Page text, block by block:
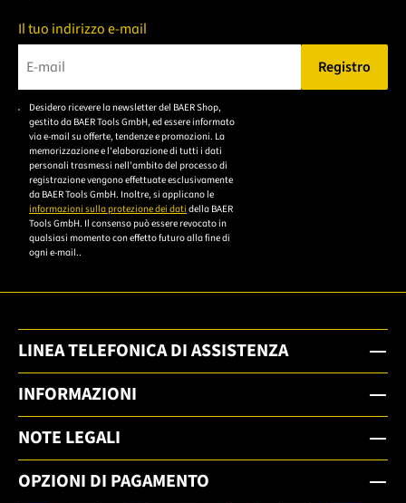
Il tuo indirizzo e-mail
Bitte geben Sie eine gültige E-Mail-Adresse ein.
Registro
Desidero ricevere la newsletter del BAER Shop,
gestito da BAER Tools GmbH, ed essere informato
via e-mail su offerte, tendenze e promozioni. La
memorizzazione e l'elaborazione di tutti i dati
personali trasmessi nell'ambito del processo di
registrazione vengono effettuate esclusivamente
da BAER Tools GmbH. Inoltre, si applicano le
informazioni sulla protezione dei dati della BAER
Tools GmbH. Il consenso può essere revocato in
qualsiasi momento con effetto futuro alla fine di
ogni e-mail..
LINEA TELEFONICA DI ASSISTENZA
INFORMAZIONI
NOTE LEGALI
OPZIONI DI PAGAMENTO